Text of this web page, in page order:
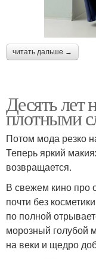
читать дальше →
Десять лет
плотными
Потом мода резко
Теперь яркий
возвращается.
В свежем кино про
почти без
по полной
морозный голубой
на веки и щедро